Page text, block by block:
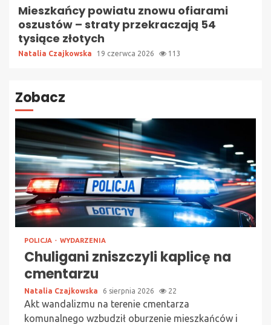
Mieszkańcy powiatu znowu ofiarami
oszustów – straty przekraczają 54
tysiące złotych
Natalia Czajkowska 19 czerwca 2026 113
Zobacz
POLICJA WYDARZENIA
Chuligani zniszczyli kaplicę na
cmentarzu
Natalia Czajkowska 6 sierpnia 2026 22
Akt wandalizmu na terenie cmentarza
komunalnego wzbudził oburzenie mieszkańców i